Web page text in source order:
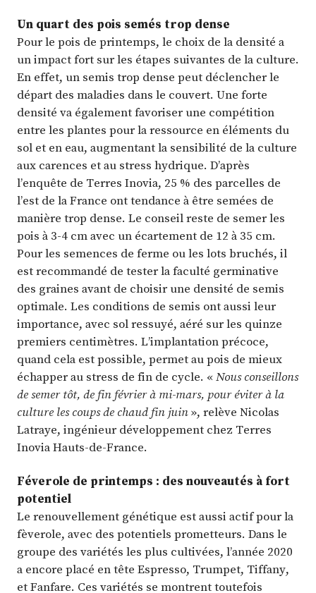
Un quart des pois semés trop dense
Pour le pois de printemps, le choix de la densité a
un impact fort sur les étapes suivantes de la culture.
En effet, un semis trop dense peut déclencher le
départ des maladies dans le couvert. Une forte
densité va également favoriser une compétition
entre les plantes pour la ressource en éléments du
sol et en eau, augmentant la sensibilité de la culture
aux carences et au stress hydrique. D’après
l’enquête de Terres Inovia, 25 % des parcelles de
l’est de la France ont tendance à être semées de
manière trop dense. Le conseil reste de semer les
pois à 3-4 cm avec un écartement de 12 à 35 cm.
Pour les semences de ferme ou les lots bruchés, il
est recommandé de tester la faculté germinative
des graines avant de choisir une densité de semis
optimale. Les conditions de semis ont aussi leur
importance, avec sol ressuyé, aéré sur les quinze
premiers centimètres. L’implantation précoce,
quand cela est possible, permet au pois de mieux
échapper au stress de fin de cycle. «Nous conseillons
de semer tôt, de fin février à mi-mars, pour éviter à la
culture les coups de chaud fin juin», relève Nicolas
Latraye, ingénieur développement chez Terres
Inovia Hauts-de-France.
Féverole de printemps : des nouveautés à fort
potentiel
Le renouvellement génétique est aussi actif pour la
fèverole, avec des potentiels prometteurs. Dans le
groupe des variétés les plus cultivées, l’année 2020
a encore placé en tête Espresso, Trumpet, Tiffany,
et Fanfare. Ces variétés se montrent toutefois